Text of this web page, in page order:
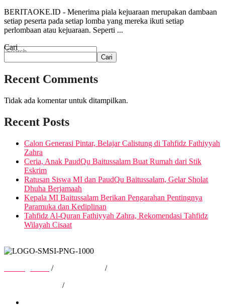
VIDEO
No Result
BERITAOKE.ID - Menerima piala kejuaraan merupakan dambaan
setiap peserta pada setiap lomba yang mereka ikuti setiap
perlombaan atau kejuaraan. Seperti ...
Cari
Cari
Recent Comments
Tidak ada komentar untuk ditampilkan.
Recent Posts
Calon Generasi Pintar, Belajar Calistung di Tahfidz Fathiyyah
Zahra
Ceria, Anak PaudQu Baitussalam Buat Rumah dari Stik
Eskrim
Ratusan Siswa MI dan PaudQu Baitussalam, Gelar Sholat
Dhuha Berjamaah
Kepala MI Baitussalam Berikan Pengarahan Pentingnya
Paramuka dan Kediplinan
Tahfidz Al-Quran Fathiyyah Zahra, Rekomendasi Tahfidz
Wilayah Cisaat
/
/
/